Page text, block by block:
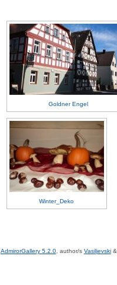
Goldner Engel
Winter_Deko
AdmirorGallery 5.2.0, author/s Vasiljevski&